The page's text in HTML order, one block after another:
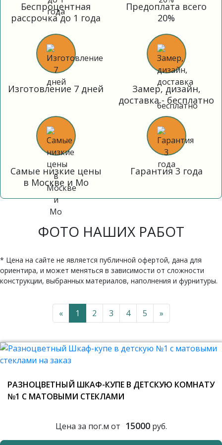
Беспроцентная
рассрочка до 1 года
Предоплата всего
20%
Изготовление 7 дней
Замер, дизайн,
доставка - бесплатно
Самые низкие цены
в Москве и Мо
Гарантия 3 года
ФОТО НАШИХ РАБОТ
* Цена на сайте не является публичной офертой, дана для
ориентира, и может меняться в зависимости от сложности
конструкции, выбранных материалов, наполнения и фурнитуры.
« 1 2 3 4 5 »
РАЗНОЦВЕТНЫЙ ШКАФ-КУПЕ В ДЕТСКУЮ КОМНАТУ
№1 С МАТОВЫМИ СТЕКЛАМИ
Цена за пог.м от 15000руб.